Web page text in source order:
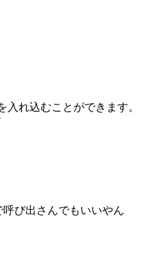
れ込むことができます。
び出さんでもいいやん